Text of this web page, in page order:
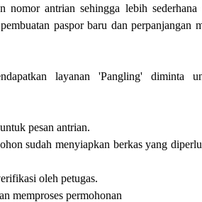
nomor antrian sehingga lebih sederhana
paspor baru dan perpanjangan
layanan 'Pangling' diminta
pesan antrian.
sudah menyiapkan berkas yang
oleh petugas.
memproses permohonan